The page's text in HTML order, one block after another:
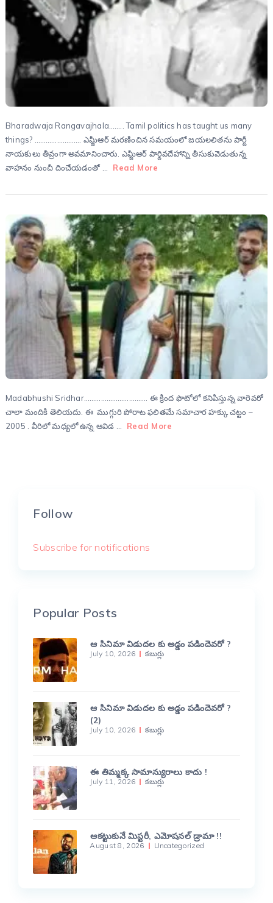
Bharadwaja Rangavajhala…….. Tamil politics has taught us many
things? ……………………. ఎమ్జీఆర్ మరణించిన సమయంలో జయలలితను పార్టీ
నాయకులు తీవ్రంగా అవమానించారు. ఎమ్జీఆర్ పార్దివదేహాన్ని తీసుకువెడుతున్న
వాహనం నుంచీ దించేయడంతో …
Read More
Madabhushi Sridhar……………………………. ఈ క్రింద ఫొటోలో కనిపిస్తున్న వారెవరో
చాలా మందికి తెలియదు. ఈ ముగ్గురి పోరాట ఫలితమే సమాచార హక్కు చట్టం –
2005 . వీరిలో మధ్యలో ఉన్న ఆవిడ …
Read More
Follow
Subscribe for notifications
Popular Posts
ఆ సినిమా విడుదల కు అడ్డం పడిందెవరో ?
July 10, 2026 కబుర్లు
ఆ సినిమా విడుదల కు అడ్డం పడిందెవరో ?
(2)
July 10, 2026 కబుర్లు
ఈ తిమ్మక్క సామాన్యురాలు కాదు !
July 11, 2026 కబుర్లు
ఆకట్టుకునే మిస్టరీ, ఎమోషనల్ డ్రామా !!
August 8, 2026 Uncategorized